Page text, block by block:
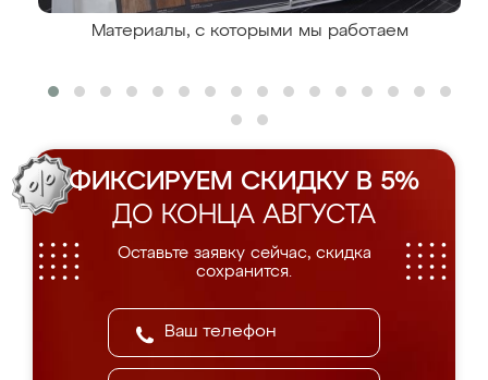
Материалы, с которыми мы работаем
ФИКСИРУЕМ СКИДКУ В 5%
ДО КОНЦА АВГУСТА
Оставьте заявку сейчас, скидка
сохранится.